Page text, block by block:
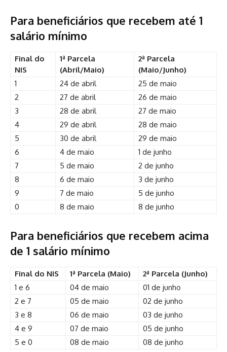
Para beneficiários que recebem até 1
salário mínimo
Final do
NIS
1ª Parcela
(Abril/Maio)
2ª Parcela
(Maio/Junho)
1
24 de abril
25 de maio
2
27 de abril
26 de maio
3
28 de abril
27 de maio
4
29 de abril
28 de maio
5
30 de abril
29 de maio
6
4 de maio
1 de junho
7
5 de maio
2 de junho
8
6 de maio
3 de junho
9
7 de maio
5 de junho
0
8 de maio 8 de junho
Para beneficiários que recebem acima
de 1 salário mínimo
Final do NIS 1ª Parcela (Maio)
2ª Parcela (Junho)
1 e 6
04 de maio
01 de junho
2 e 7
05 de maio
02 de junho
3 e 8
06 de maio
03 de junho
4 e 9
07 de maio
05 de junho
5 e 0
08 de maio 08 de junho